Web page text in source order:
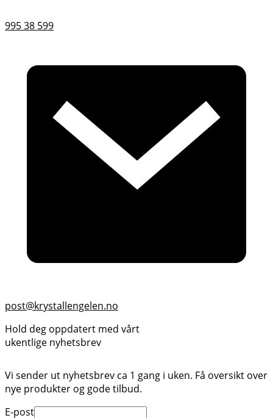
995 38 599
post@krystallengelen.no
Hold deg oppdatert med vårt
ukentlige nyhetsbrev
Vi sender ut nyhetsbrev ca 1 gang i uken. Få oversikt over
nye produkter og gode tilbud.
E-post